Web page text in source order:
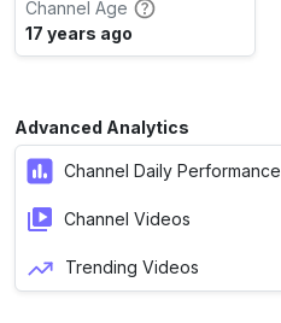
Channel Age
17 years ago
Advanced Analytics
Channel Daily Performance
Channel Videos
Trending Videos